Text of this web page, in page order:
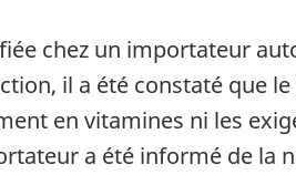
chez un importateur
il a été constaté que
en vitamines ni les
a été informé de la